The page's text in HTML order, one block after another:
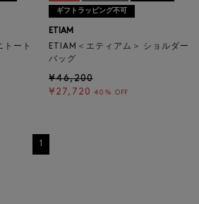
トート
ギフトラッピング不可
ETIAM
ETIAM＜エティアム＞ ショルダー
バッグ
¥46,200
¥27,720 40% OFF
1